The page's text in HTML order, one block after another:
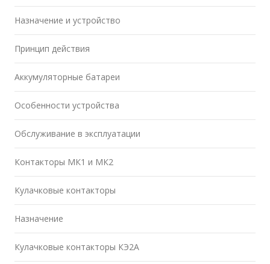
Назначение и устройство
Принцип действия
Аккумуляторные батареи
Особенности устройства
Обслуживание в эксплуатации
Контакторы МК1 и МК2
Кулачковые контакторы
Назначение
Кулачковые контакторы КЭ2А